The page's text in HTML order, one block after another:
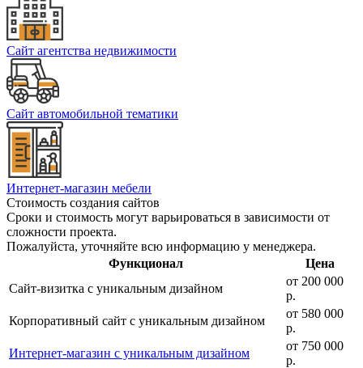
Сайт агентства недвижимости
Сайт автомобильной тематики
Интернет-магазин мебели
Стоимость создания сайтов
Сроки и стоимость могут варьироваться в зависимости от
сложности проекта.
Пожалуйста, уточняйте всю информацию у менеджера.
Функционал
Цена
Сайт-визитка с уникальным дизайном
от 200 000
р.
Корпоративный сайт с уникальным дизайном
от 580 000
р.
Интернет-магазин с уникальным дизайном
от 750 000
р.